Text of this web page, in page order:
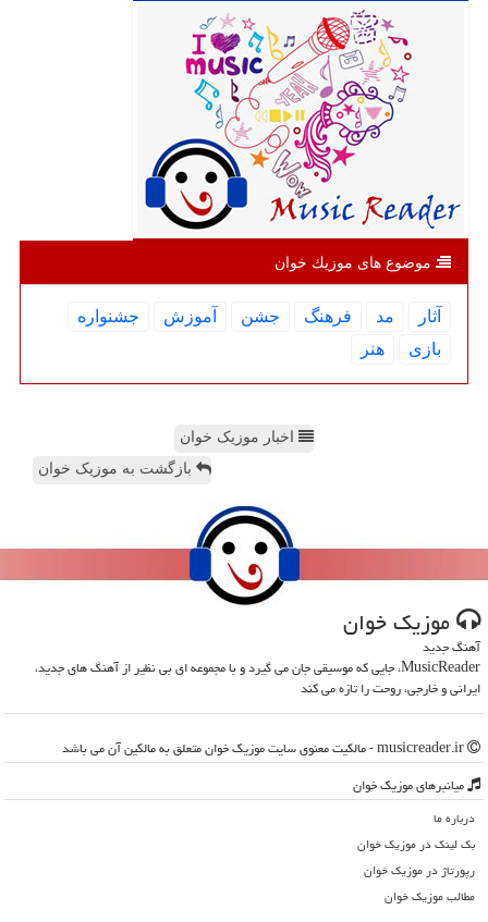
موضوع های موزیك خوان
آثار مد فرهنگ جشن آموزش
جشنواره
بازی
هنر
اخبار موزیک خوان
بازگشت به موزیک خوان
موزیك خوان
آهنگ جدید
MusicReader، جایی که موسیقی جان می گیرد و با مجموعه ای بی نظیر از آهنگ های جدید،
ایرانی و خارجی، روحت را تازه می کند
میانبرهای موزیك خوان
درباره ما
بک لینک در موزیك خوان
رپورتاژ در موزیك خوان
مطالب موزیك خوان